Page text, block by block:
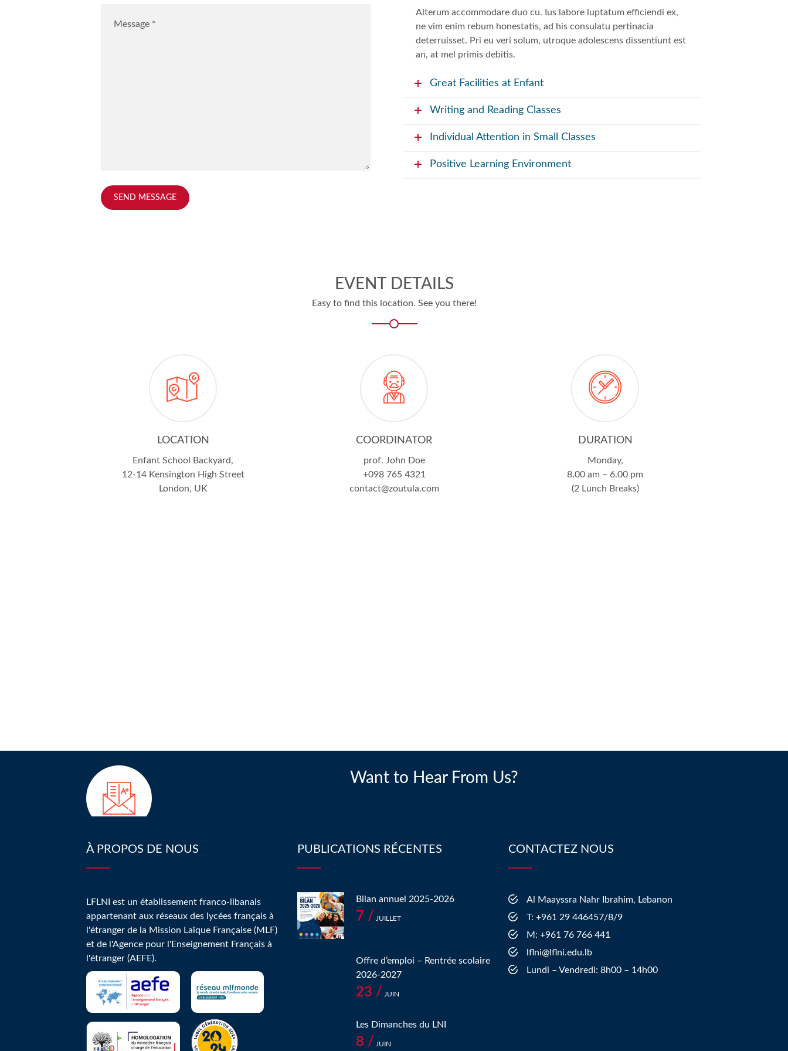
SEND MESSAGE
Alterum accommodare duo cu. Ius labore luptatum efficiendi ex,
ne vim enim rebum honestatis, ad his consulatu pertinacia
deterruisset. Pri eu veri solum, utroque adolescens dissentiunt est
an, at mel primis debitis.
Great Facilities at Enfant
Writing and Reading Classes
Individual Attention in Small Classes
Positive Learning Environment
EVENT DETAILS
Easy to find this location. See you there!
LOCATION
Enfant School Backyard,
12-14 Kensington High Street
London, UK
COORDINATOR
prof. John Doe
+098 765 4321
contact@zoutula.com
DURATION
Monday,
8.00 am – 6.00 pm
(2 Lunch Breaks)
Want to Hear From Us?
À PROPOS DE NOUS
LFLNI est un établissement franco-libanais
appartenant aux réseaux des lycées français à
l'étranger de la Mission Laïque Française (MLF)
et de l'Agence pour l'Enseignement Français à
l'étranger (AEFE).
PUBLICATIONS RÉCENTES
Bilan annuel 2025-2026
7 / JUILLET
Offre d’emploi – Rentrée scolaire
2026-2027
23 / JUIN
Les Dimanches du LNI
8 / JUIN
CONTACTEZ NOUS
Al Maayssra Nahr Ibrahim, Lebanon
​T: +961 29 446457/8/9
​M: +961 76 766 441
lflni@lflni.edu.lb
Lundi – Vendredi: 8h00 – 14h00